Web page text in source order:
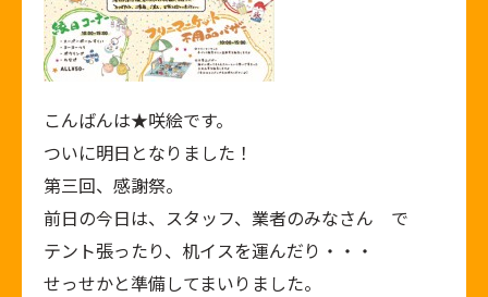
こんばんは★咲絵です。
ついに明日となりました！
第三回、感謝祭。
前日の今日は、スタッフ、業者のみなさん で
テント張ったり、机イスを運んだり・・・
せっせかと準備してまいりました。